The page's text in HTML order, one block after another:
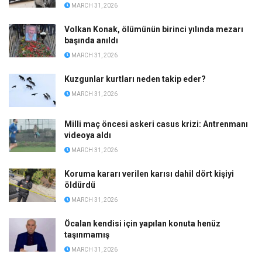
MARCH 31, 2026
Volkan Konak, ölümünün birinci yılında mezarı
başında anıldı
MARCH 31, 2026
Kuzgunlar kurtları neden takip eder?
MARCH 31, 2026
Milli maç öncesi askeri casus krizi: Antrenmanı
videoya aldı
MARCH 31, 2026
Koruma kararı verilen karısı dahil dört kişiyi
öldürdü
MARCH 31, 2026
Öcalan kendisi için yapılan konuta henüz
taşınmamış
MARCH 31, 2026